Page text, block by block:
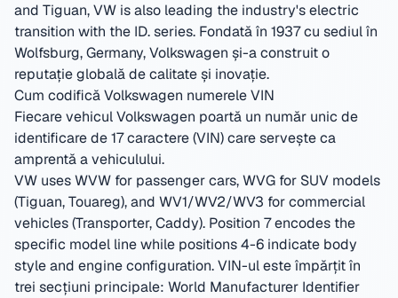
and Tiguan, VW is also leading the industry's electric
transition with the ID. series. Fondată în 1937 cu sediul în
Wolfsburg, Germany,Volkswagen și-a construit o
reputație globală de calitate și inovație.
Cum codifică Volkswagen numerele VIN
Fiecare vehicul Volkswagen poartă un număr unic de
identificare de 17 caractere (VIN) care servește ca
amprentă a vehiculului.
VW uses WVW for passenger cars, WVG for SUV models
(Tiguan, Touareg), and WV1/WV2/WV3 for commercial
vehicles (Transporter, Caddy). Position 7 encodes the
specific model line while positions 4-6 indicate body
style and engine configuration.VIN-ul este împărțit în
trei secțiuni principale: World Manufacturer Identifier